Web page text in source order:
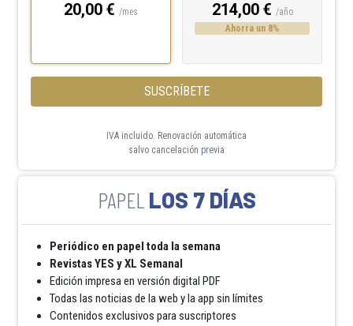
20,00 € /mes 214,00 € /año
Ahorra un 8%
SUSCRÍBETE
IVA incluido. Renovación automática
salvo cancelación previa
LOS 7 DÍAS
Periódico en papel toda la semana
Revistas YES y XL Semanal
Edición impresa en versión digital PDF
Todas las noticias de la web y la app sin límites
Contenidos exclusivos para suscriptores